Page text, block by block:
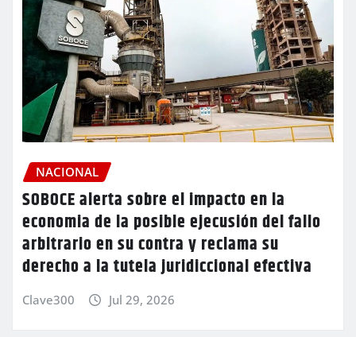
NACIONAL
SOBOCE alerta sobre el impacto en la
economia de la posible ejecusión del fallo
arbitrario en su contra y reclama su
derecho a la tutela juridiccional efectiva
Clave300 Jul 29, 2026